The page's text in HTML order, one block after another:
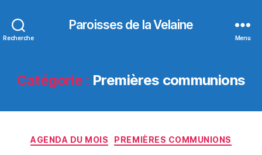
Recherche
Paroisses de la Velaine
Menu
Catégorie : Premières communions
Catégories
AGENDA DU MOIS PREMIÈRES COMMUNIONS